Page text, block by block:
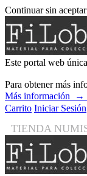
Continuar sin aceptar
Este portal web
Para obtener más
Más información
→
Carrito Iniciar Sesión
TIENDA